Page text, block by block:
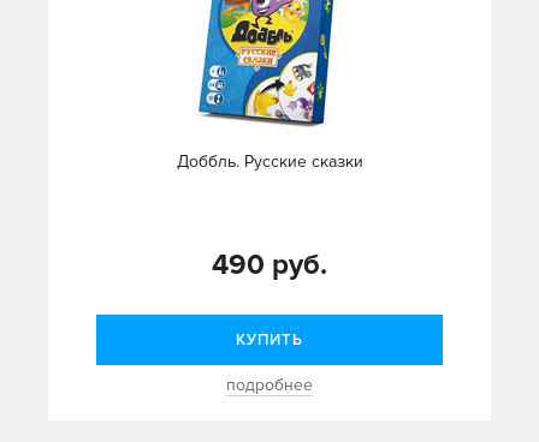
Доббль. Русские сказки
490 руб.
КУПИТЬ
подробнее